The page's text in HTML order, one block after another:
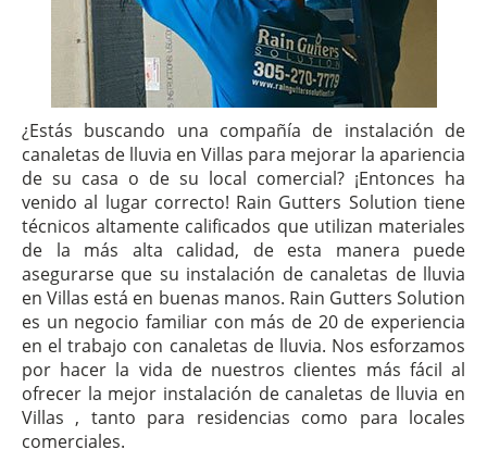
¿Estás buscando una compañía de instalación de
canaletas de lluvia en Villas para mejorar la apariencia
de su casa o de su local comercial? ¡Entonces ha
venido al lugar correcto! Rain Gutters Solution tiene
técnicos altamente calificados que utilizan materiales
de la más alta calidad, de esta manera puede
asegurarse que su instalación de canaletas de lluvia
en Villas está en buenas manos. Rain Gutters Solution
es un negocio familiar con más de 20 de experiencia
en el trabajo con canaletas de lluvia. Nos esforzamos
por hacer la vida de nuestros clientes más fácil al
ofrecer la mejor instalación de canaletas de lluvia en
Villas , tanto para residencias como para locales
comerciales.